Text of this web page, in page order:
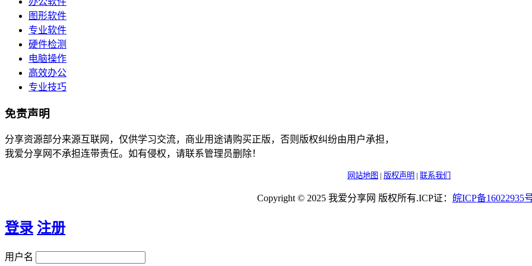
图形软件
专业软件
硬件检测
电脑操作
高效办公
专业技巧
免责声明
分享资源部分来源互联网，仅供学习交流，商业用途请购买正版，否则版权纠纷由用户承担，
我爱分享网不承担连带责任。如有侵权，请联系管理员删除！
网站地图 | 版权声明 | 联系我们
Copyright © 2025 我爱分享网 版权所有.ICP证： 皖ICP备16022935
登录 注册
用户名